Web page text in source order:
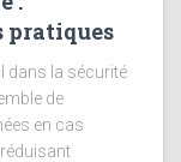
pratiques
dans la sécurité
de
en cas